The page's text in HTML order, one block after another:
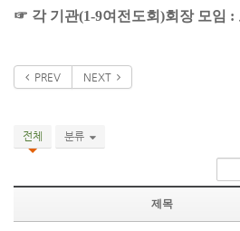
☞ 각 기관(1-9여전도회)회장 모임 :
PREV NEXT
전체 분류
제목